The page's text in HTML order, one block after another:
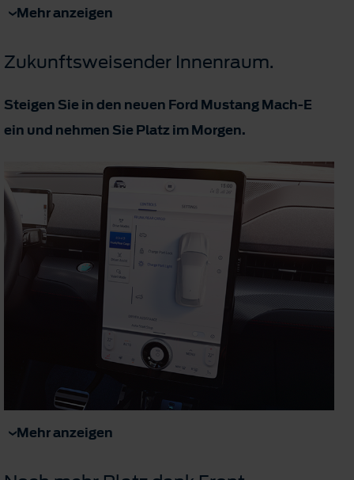
Mehr anzeigen
Zukunftsweisender Innenraum.
Steigen Sie in den neuen Ford Mustang Mach-E
ein und nehmen Sie Platz im Morgen.
Mehr anzeigen